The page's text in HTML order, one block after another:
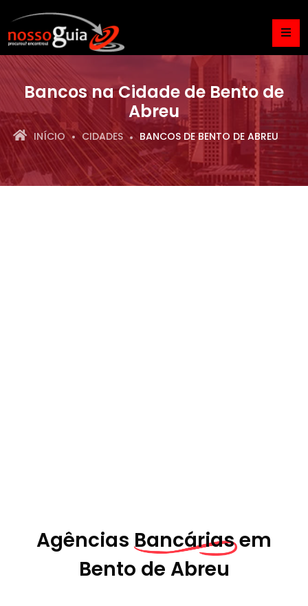
Bancos na Cidade de Bento de
Abreu
INÍCIO CIDADES BANCOS DE BENTO DE ABREU
Agências Bancárias em
Bento de Abreu